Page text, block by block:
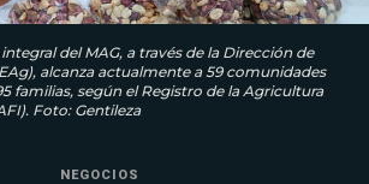
del MAG, a través de la Dirección de
alcanza actualmente a 59 comunidades
familias, según el Registro de la Agricultura
Foto: Gentileza
NEGOCIOS